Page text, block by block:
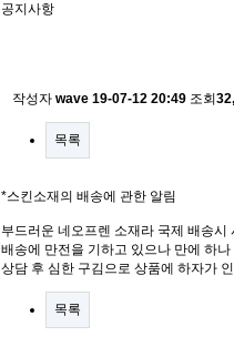
공지사항
작성자 wave 19-07-12 20:49 조회
목록
*스킨소재의 배송에 관한 알림
부드러운 네오프렌 소재라 국제 배송
배송에 만전을 기하고 있으나 만에 하
상담 후 심한 구김으로 상품에 하자가
목록